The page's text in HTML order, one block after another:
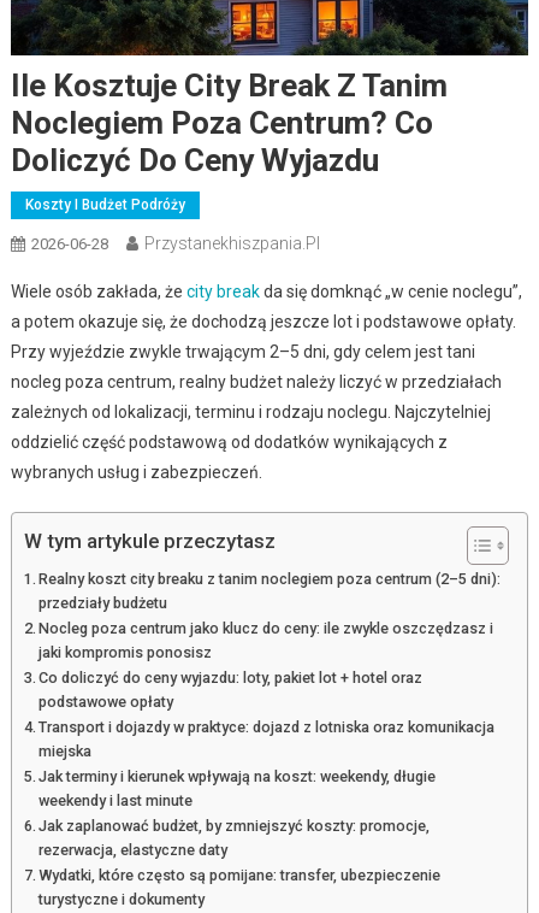
Ile Kosztuje City Break Z Tanim
Noclegiem Poza Centrum? Co
Doliczyć Do Ceny Wyjazdu
Koszty I Budżet Podróży
2026-06-28 Przystanekhiszpania.pl
Wiele osób zakłada, że city breakda się domknąć „w cenie noclegu”,
a potem okazuje się, że dochodzą jeszcze lot i podstawowe opłaty.
Przy wyjeździe zwykle trwającym 2–5 dni, gdy celem jest tani
nocleg poza centrum, realny budżet należy liczyć w przedziałach
zależnych od lokalizacji, terminu i rodzaju noclegu. Najczytelniej
oddzielić część podstawową od dodatków wynikających z
wybranych usług i zabezpieczeń.
W tym artykule przeczytasz
Realny koszt city breaku z tanim noclegiem poza centrum (2–5 dni):
przedziały budżetu
Nocleg poza centrum jako klucz do ceny: ile zwykle oszczędzasz i
jaki kompromis ponosisz
Co doliczyć do ceny wyjazdu: loty, pakiet lot + hotel oraz
podstawowe opłaty
Transport i dojazdy w praktyce: dojazd z lotniska oraz komunikacja
miejska
Jak terminy i kierunek wpływają na koszt: weekendy, długie
weekendy i last minute
Jak zaplanować budżet, by zmniejszyć koszty: promocje,
rezerwacja, elastyczne daty
Wydatki, które często są pomijane: transfer, ubezpieczenie
turystyczne i dokumenty